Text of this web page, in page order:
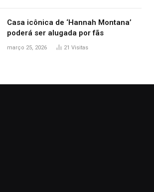
Casa icônica de ‘Hannah Montana’
poderá ser alugada por fãs
março 25, 2026 21 Visitas